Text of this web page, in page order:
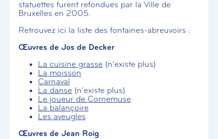
statuettes furent refondues par la Ville de
Bruxelles en 2005.
Retrouvez ici la liste des fontaines-abreuvoirs :
Œuvres de Jos de Decker
La cuisine grasse (n’existe plus)
La moisson
Carnaval
La danse (n’existe plus)
Le joueur de Cornemuse
La balançoire
Les aveugles
Œuvres de Jean Roig